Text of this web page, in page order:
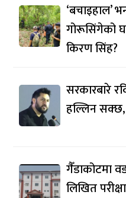
‘बचाइहाल’
गोरूसिंगेको
किरण सिंह?
सरकारबारे
हल्लिन सक्छ,
गैँडाकोटमा
लिखित